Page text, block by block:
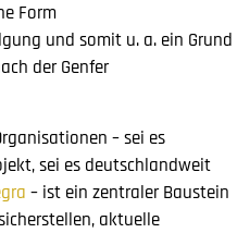
Form
und somit u. a. ein Grund
der Genfer
– sei es
sei es deutschlandweit
– ist ein zentraler Baustein
aktuelle